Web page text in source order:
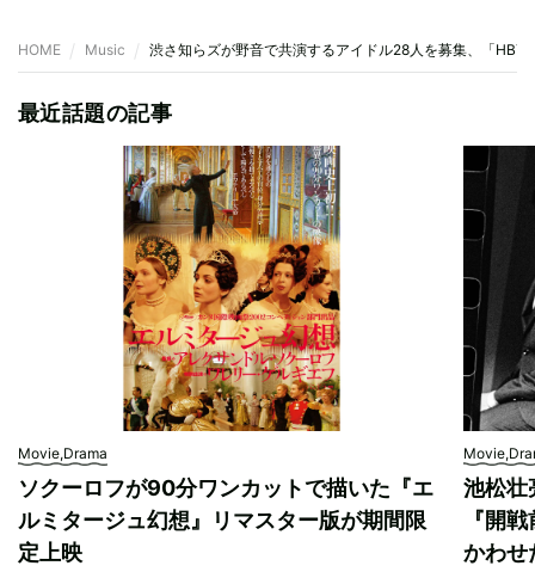
HOME Music 渋さ知らズが野音で共演するアイドル28人を募集、「
最近話題の記事
Movie,Drama
ソクーロフが90分ワンカットで描いた『エ
ルミタージュ幻想』リマスター版が期間限
定上映
池松壮
『開
かわせ